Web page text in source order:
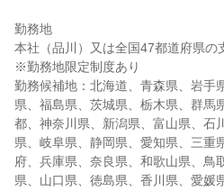
勤務地
本社（品川）又は全国47都道府県の
※勤務地限定制度あり
勤務候補地：北海道、青森県、岩手
県、福島県、茨城県、栃木県、群馬
都、神奈川県、新潟県、富山県、石
県、岐阜県、静岡県、愛知県、三重
府、兵庫県、奈良県、和歌山県、鳥
県、山口県、徳島県、香川県、愛媛